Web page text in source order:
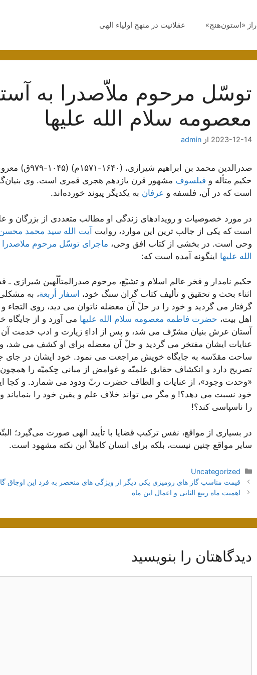
راز «استون‌هنج» عقلانیت در منهج اولیاء الهی
توسّل مرحوم ملاّصدرا به
معصومه سلام الله علیها
2023-12-14 از admin
صدرالدین محمد بن ابراهیم شیرازی، (۱۶۴۰-۱۵۷۱م) (۱۰۴۵-۹۷۹ق) معروف به
حکیم متأله و فیلسوف مشهور قرن یازدهم هجری قمری است. وی
است که در آن، فلسفه و عرفان به یکدیگر پیوند خورده‌اند.
در مورد خصوصیات و رویدادهای زندگی او مطالب متعددی از بزرگان و
است که یکی از جالب ترین این موارد، روایت آیت الله سید محمد
وحی است. در بخشی از کتاب افق وحی، ماجرای توسّل مرحوم
الله علیها اینگونه آمده است که:
حکیم نامدار و فخر عالم اسلام و تشیّع، مرحوم صدرالمتألّهین شیرازی ـ
اثناء بحث و تحقیق و تألیف کتاب گران سنگ خود، اسفار أربعة، به
گرفتار می گردید و خود را در حلّ آن معضله ناتوان می دید، روی
اهل بیت، حضرت فاطمه معصومه سلام الله علیها می آورد و از جایگاه
آستان عرش بنیان مشرّف می شد، و پس از اداءِ زیارت و ادب خدمت آن
عنایات ایشان مفتخر می گردید و حلّ آن معضله برای او کشف می
ساحت مقدّسه به جایگاه خویش مراجعت می نمود. خود ایشان در جای
تصریح دارد و انکشاف حقایق علمیّه و غوامض از مبانی حِکمیّه را همچون
«وحدت وجود»، از عنایات و الطاف حضرت ربّ ودود می شمارد. و کجا
خود نسبت می دهد؟! و مگر می تواند خلاف علم و یقین خود را بنمایاند و
را ناسپاسی کند؟!
در بسیاری از مواقع، نفس ترکیب قضایا با تأیید الهی صورت می‌گیرد؛
سایر مواقع چنین نیست، بلکه برای انسان کاملاً این نکته مشهود است.
دسته‌ها
Uncategorized
ناوبری
نوشته‌ها
قیمت مناسب گاز های رومیزی یکی دیگر از ویژگی های منحصر به فرد این اوجاق
اهمیت ماه ربیع الثانی و اعمال این ماه
دیدگاهتان را بنویسید